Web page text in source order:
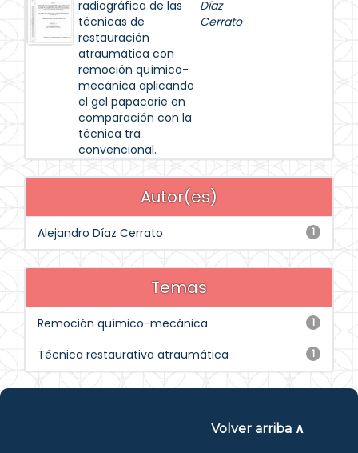
radiográfica de las
técnicas de
restauración
atraumática con
remoción químico-
mecánica aplicando
el gel papacarie en
comparación con la
técnica tra
convencional.
Díaz
Cerrato
Autor(es)
1
Alejandro Díaz Cerrato
Temas
1
Remoción químico-mecánica
1
Técnica restaurativa atraumática
Volver arriba ∧